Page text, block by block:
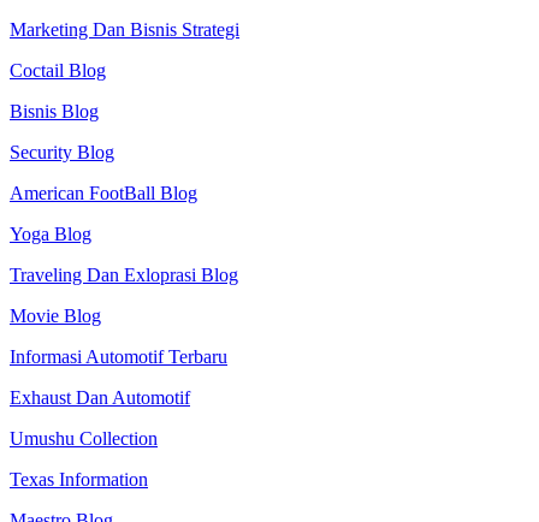
Marketing Dan Bisnis Strategi
Coctail Blog
Bisnis Blog
Security Blog
American FootBall Blog
Yoga Blog
Traveling Dan Exloprasi Blog
Movie Blog
Informasi Automotif Terbaru
Exhaust Dan Automotif
Umushu Collection
Texas Information